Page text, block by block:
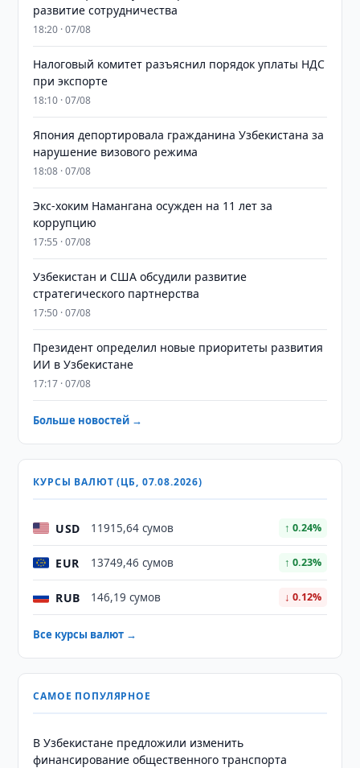
развитие сотрудничества
18:20 · 07/08
Налоговый комитет разъяснил порядок уплаты НДС
при экспорте
18:10 · 07/08
Япония депортировала гражданина Узбекистана за
нарушение визового режима
18:08 · 07/08
​​​​​​​Экс-хоким Намангана осужден на 11 лет за
коррупцию
17:55 · 07/08
Узбекистан и США обсудили развитие
стратегического партнерства
17:50 · 07/08
Президент определил новые приоритеты развития
ИИ в Узбекистане
17:17 · 07/08
Больше новостей →
КУРСЫ ВАЛЮТ (ЦБ, 07.08.2026)
USD 11915,64 сумов ↑ 0.24%
EUR 13749,46 сумов ↑ 0.23%
RUB 146,19 сумов ↓ 0.12%
Все курсы валют →
САМОЕ ПОПУЛЯРНОЕ
В Узбекистане предложили изменить
финансирование общественного транспорта